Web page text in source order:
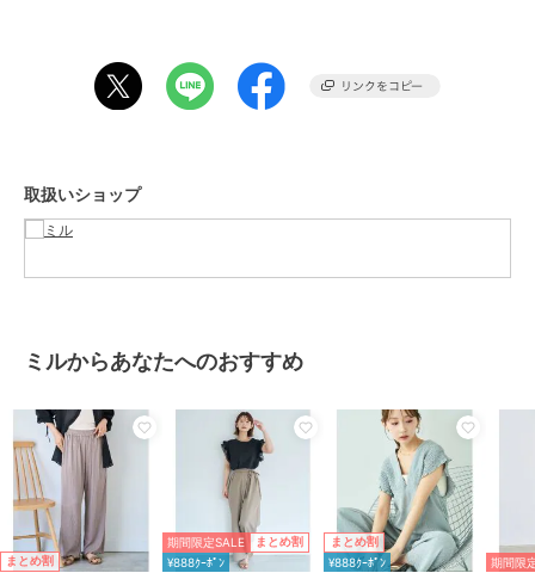
裏地 ：なし
ーーーーーーーーーーーーーーーーー
・左右ポケット付き
・接触冷感 (ややひんやりする程度)
S-short･･･ウエストSサイズ、総丈XSサイズ。身長145cm前後の方に
M-short･･･ウエストMサイズ、総丈XSサイズ。身長145cm前後でゆ
とりが欲しい方におすすめ。
S-regular･･･ウエスト、総丈共にSサイズ。身長150cm前後の方にお
すすめ。
M-regular･･･ウエストMサイズ、総丈Sサイズ。身長150cm前後でゆ
とりが欲しい方におすすめ。
※詳細はサイズ表をご確認ください。
取扱いショップ
ミルからあなたへのおすすめ
まとめ割
期間限定SALE まとめ割
¥888ｸｰﾎﾟﾝ
まとめ割
¥888ｸｰﾎﾟﾝ 期間限